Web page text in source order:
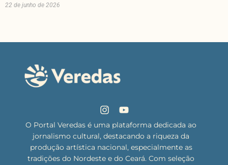
22 de junho de 2026
O Portal Veredas é uma plataforma dedicada ao
jornalismo cultural, destacando a riqueza da
produção artística nacional, especialmente as
tradições do Nordeste e do Ceará. Com seleção